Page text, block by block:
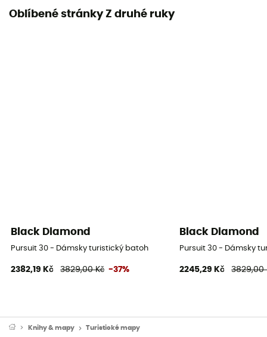
Oblíbené stránky Z druhé ruky
Black Diamond
Pursuit 30 - Dámsky turistický batoh
2382,19 Kč 3829,00 Kč -37%
Black Diamond
Pursuit 30 - Dámsky
2245,29 Kč 3829,00
Knihy & mapy Turistické mapy